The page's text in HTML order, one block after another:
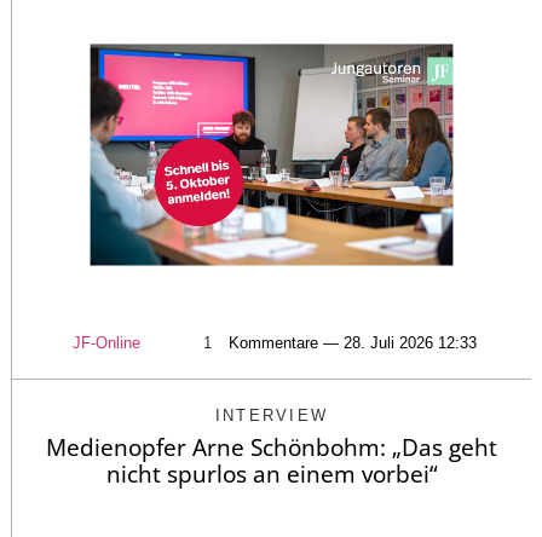
JF-Online 1 Kommentare — 28. Juli 2026 12:33
INTERVIEW
Medienopfer Arne Schönbohm: „Das geht
nicht spurlos an einem vorbei“